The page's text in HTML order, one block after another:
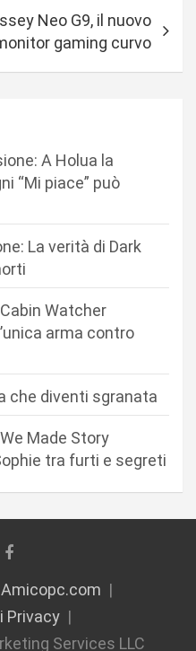
Neo G9, il nuovo
gaming curvo
A Holua la
“Mi piace” può
La verità di Dark
Watcher
arma contro
che diventi sgranata
Made Story
tra furti e segreti
Amicopc.com
Privacy
Services LLC